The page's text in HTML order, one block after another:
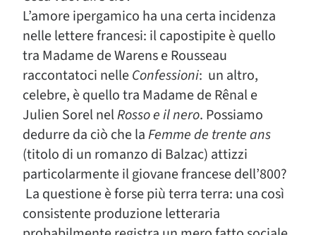
L’amore ipergamico ha una certa incidenza
nelle lettere francesi: il capostipite è quello
tra Madame de Warens e Rousseau
raccontatoci nelleConfessioni: un altro,
celebre, è quello tra Madame de Rênal e
Julien Sorel nelRosso e il nero. Possiamo
dedurre da ciò che laFemme de trente ans
(titolo di un romanzo di Balzac) attizzi
particolarmente il giovane francese dell’800?
La questione è forse più terra terra: una così
consistente produzione letteraria